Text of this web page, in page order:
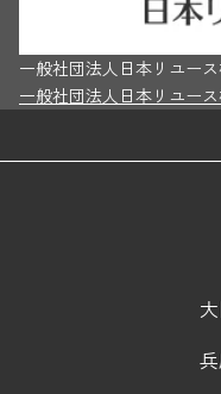
一般社団法人日本リユー
一般社団法人日本リユー